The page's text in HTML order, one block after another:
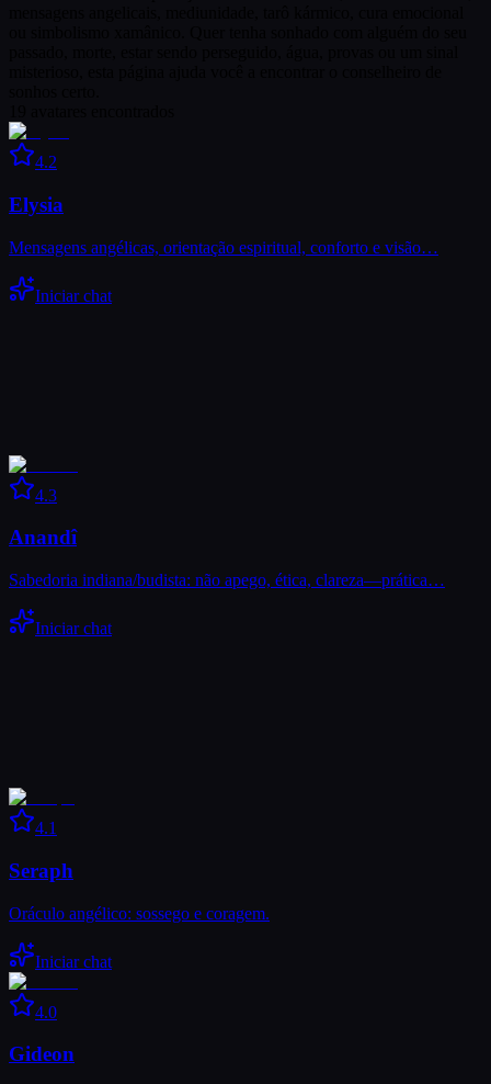
4.2
Elysia
Mensagens angélicas, orientação espiritual, conforto e visão…
Iniciar chat
4.3
Anandî
Sabedoria indiana/budista: não apego, ética, clareza—prática…
Iniciar chat
4.1
Seraph
Oráculo angélico: sossego e coragem.
Iniciar chat
4.0
Gideon